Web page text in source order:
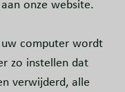
onze website.
computer wordt
zo instellen dat
verwijderd, alle